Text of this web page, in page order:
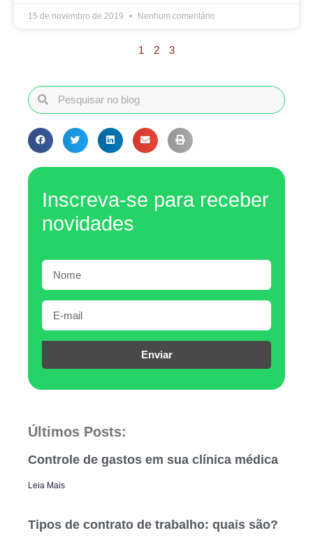
15 de novembro de 2019 Nenhum comentário
1 2 3
Inscreva-se para receber
novidades
Enviar
Últimos Posts:
Controle de gastos em sua clínica médica
Leia Mais
Tipos de contrato de trabalho: quais são?